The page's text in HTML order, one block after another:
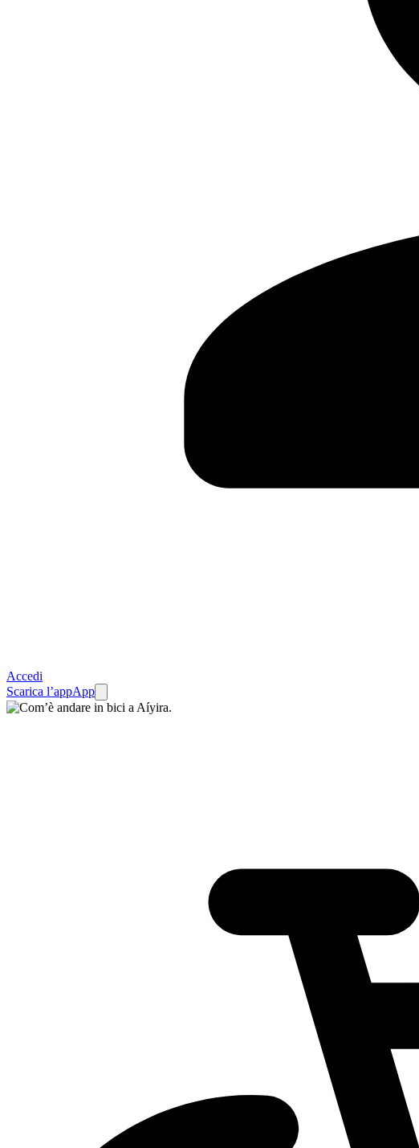
Accedi
Scarica l’appApp